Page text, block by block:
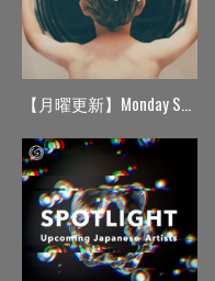
【月曜更新】Monday Spin